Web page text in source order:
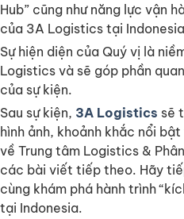
Hub” cũng như năng lực vận
của 3A Logistics tại
Sự hiện diện của Quý vị là
Logistics và sẽ góp phần
của sự kiện.
Sau sự kiện, 3A Logistics sẽ
hình ảnh, khoảnh khắc nổi
về Trung tâm Logistics &
các bài viết tiếp theo. Hãy
cùng khám phá hành trình
tại Indonesia.